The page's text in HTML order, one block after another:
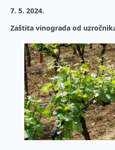
7. 5. 2024.
Zaštita vinograda od